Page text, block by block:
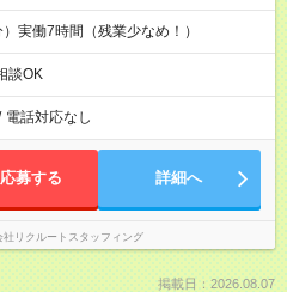
実働7時間（残業少なめ！）
OK
電話対応なし
応募する 詳細へ
社リクルートスタッフィング
掲載日：2026.08.07